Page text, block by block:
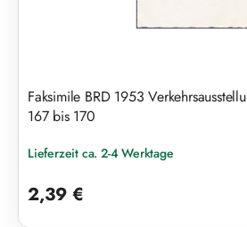
Faksimile BRD 1953
167 bis 170
Lieferzeit ca. 2-4 Werktage
2,39 €